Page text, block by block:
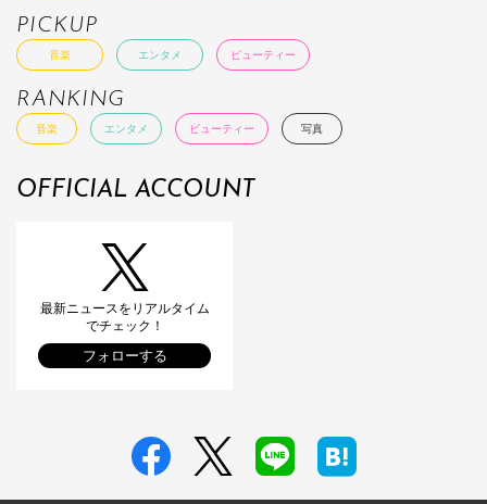
PICKUP
音楽 エンタメ ビューティー
RANKING
音楽 エンタメ ビューティー 写真
OFFICIAL ACCOUNT
最新ニュースをリアルタイム
でチェック！
フォローする